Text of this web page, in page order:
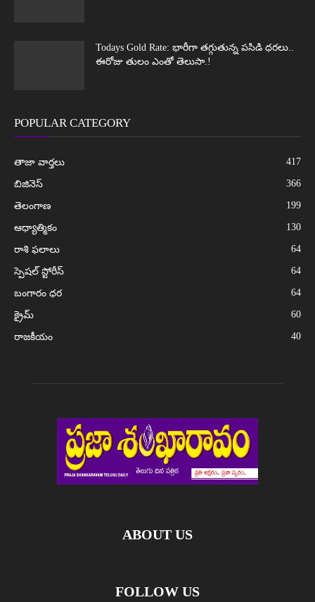
Todays Gold Rate: భారీగా తగ్గుతున్న పసిడి ధరలు..
ఈరోజు తులం ఎంతో తెలుసా.!
POPULAR CATEGORY
తాజా వార్తలు 417
బిజినెస్ 366
తెలంగాణ 199
ఆధ్యాత్మికం 130
రాశి ఫలాలు 64
స్పెషల్ స్టోరీస్ 64
బంగారం ధర 64
క్రైమ్ 60
రాజకీయం 40
ABOUT US
FOLLOW US